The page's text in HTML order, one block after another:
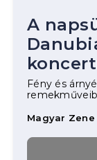
A
Fény és
Magyar Zene